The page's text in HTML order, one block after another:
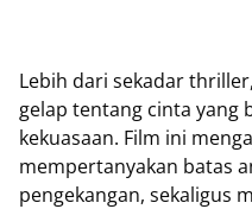
Lebih dari sekadar
gelap tentang cinta yang
kekuasaan. Film ini
mempertanyakan batas
pengekangan, sekaligus